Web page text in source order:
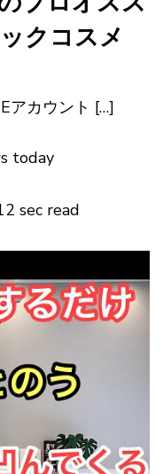
クコスメ
アカウント […]
today
sec read